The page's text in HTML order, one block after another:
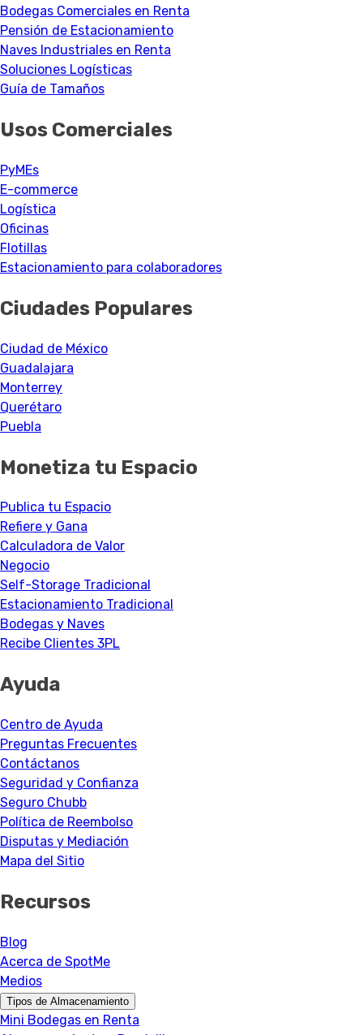
Bodegas Comerciales en Renta
Pensión de Estacionamiento
Naves Industriales en Renta
Soluciones Logísticas
Guía de Tamaños
Usos Comerciales
PyMEs
E-commerce
Logística
Oficinas
Flotillas
Estacionamiento para colaboradores
Ciudades Populares
Ciudad de México
Guadalajara
Monterrey
Querétaro
Puebla
Monetiza tu Espacio
Publica tu Espacio
Refiere y Gana
Calculadora de Valor
Negocio
Self-Storage Tradicional
Estacionamiento Tradicional
Bodegas y Naves
Recibe Clientes 3PL
Ayuda
Centro de Ayuda
Preguntas Frecuentes
Contáctanos
Seguridad y Confianza
Seguro Chubb
Política de Reembolso
Disputas y Mediación
Mapa del Sitio
Recursos
Blog
Acerca de SpotMe
Medios
Tipos de Almacenamiento
Mini Bodegas en Renta